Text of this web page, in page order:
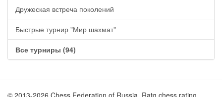
Дружеская встреча поколений
Быстрые турнир "Мир шахмат"
Все турниры (94)
© 2013-2026 Chess Federation of Russia. Ratg chess rating